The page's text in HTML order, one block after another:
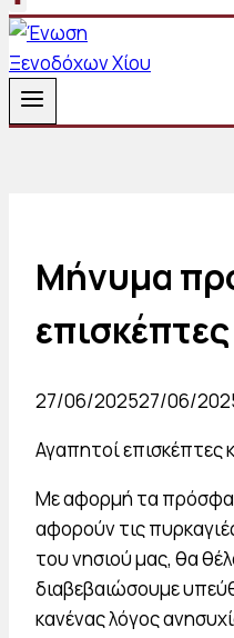
Μήνυμα
27/06/202527/06/
Αγαπητοί επισκέπτες
Με αφορμή τα
αφορούν τις
του νησιού μας, θα
διαβεβαιώσουμε
κανένας λόγος